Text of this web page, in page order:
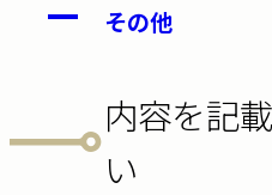
A その他
内容を記
い